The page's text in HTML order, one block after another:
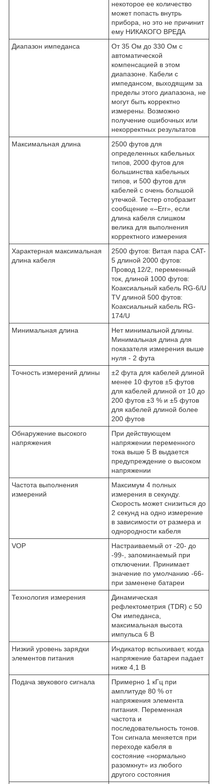
некоторое ее количество
может попасть внутрь
прибора, но это не причинит
ему НИКАКОГО ВРЕДА
Диапазон импеданса
От 35 Ом до 330 Ом с
автоматической
компенсацией в этом
диапазоне. Кабели с
импедансом, выходящим за
пределы этого диапазона, не
могут быть корректно
измерены. Возможно
получение ошибочных или
некорректных результатов
Максимальная длина
2500 футов для
определенных кабельных
типов, 2000 футов для
большинства кабельных
типов, и 500 футов для
кабелей с очень большой
утечкой. Тестер отобразит
сообщение «–Err», если
длина кабеля слишком
велика для выполнения
корректного измерения
Характерная максимальная
длина кабеля
2500 футов: Витая пара CAT-
5 длиной 2000 футов:
Провод 12/2, переменный
ток, длиной 1000 футов:
Коаксиальный кабель RG-6/U
TV длиной 500 футов:
Коаксиальный кабель RG-
174/U
Минимальная длина
Нет минимальной длины.
Минимальная длина для
показателя измерения выше
нуля - 2 фута
Точность измерений длины
±2 фута для кабелей длиной
менее 10 футов ±5 футов
для кабелей длиной от 10 до
200 футов ±3 % и ±5 футов
для кабелей длиной более
200 футов
Обнаружение высокого
напряжения
При действующем
напряжении переменного
тока выше 5 В выдается
предупреждение о высоком
напряжении
Частота выполнения
измерений
Максимум 4 полных
измерения в секунду.
Скорость может снизиться до
2 секунд на одно измерение
в зависимости от размера и
однородности кабеля
VOP
Настраиваемый от -20- до
-99-, запоминаемый при
отключении. Принимает
значение по умолчанию -66-
при заменене батареи
Технология измерения
Динамическая
рефлектометрия (TDR) с 50
Ом импеданса,
максимальная высота
импульса 6 В
Низкий уровень зарядки
элементов питания
Индикатор вспыхивает, когда
напряжение батареи падает
ниже 4,1 В
Подача звукового сигнала
Примерно 1 кГц при
амплитуде 80 % от
напряжения элемента
питания. Переменная
частота и
последовательность тонов.
Тон сигнала меняется при
переходе кабеля в
состояние «нормально
разомкнут» из любого
другого состояния